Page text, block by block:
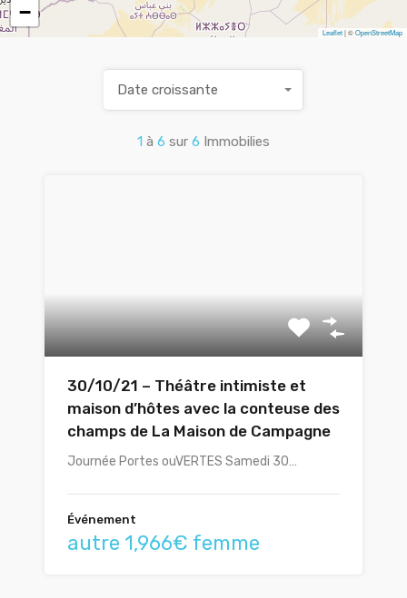
−
Leaflet| ©OpenStreetMap
1 à 6 sur 6 Immobilies
Date croissante
30/10/21 – Théâtre intimiste et
maison d’hôtes avec la conteuse des
champs de La Maison de Campagne
Journée Portes ouVERTES Samedi 30…
Événement
autre 1,966€ femme